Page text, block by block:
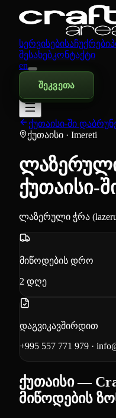
სერვისებისაჩუქრები
შესახებკონტაქტი
en
შეკვეთა
ქუთაისი-ში
ქუთაისი · Imereti
ქუთაისი-
ლაზერული ჭრა
მიწოდების დრო
2 დღე
დაგვიკავშირდით
+995 557 771 979 ·
ქუთაისი —
მიწოდების